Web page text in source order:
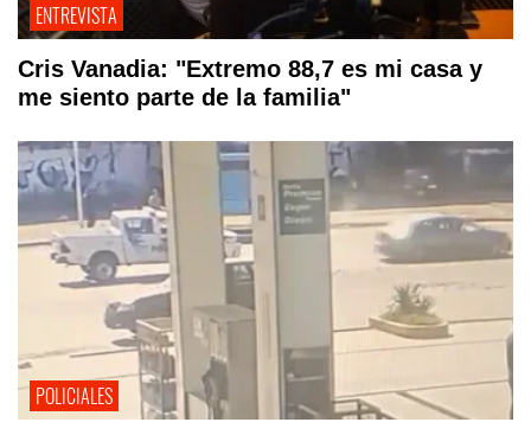
ENTREVISTA
Cris Vanadia: "Extremo 88,7 es mi casa y
me siento parte de la familia"
POLICIALES